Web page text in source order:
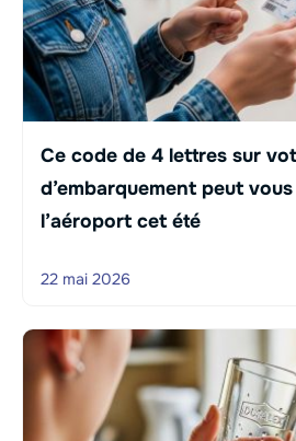
Ce code de 4 lettres sur
d’embarquement peut
l’aéroport cet été
22 mai 2026